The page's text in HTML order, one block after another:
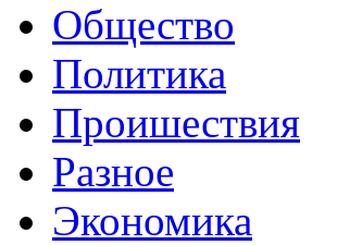
Общество
Политика
Проишествия
Разное
Экономика